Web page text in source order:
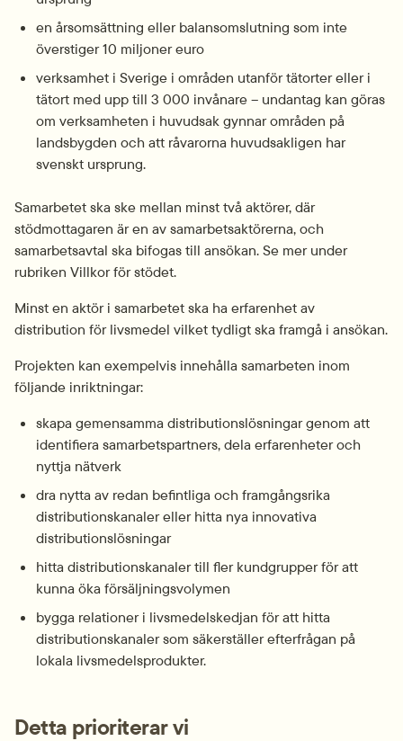
en årsomsättning eller balansomslutning som inte
överstiger 10 miljoner euro
verksamhet i Sverige i områden utanför tätorter eller i
tätort med upp till 3 000 invånare – undantag kan göras
om verksamheten i huvudsak gynnar områden på
landsbygden och att råvarorna huvudsakligen har
svenskt ursprung.
Samarbetet ska ske mellan minst två aktörer, där
stödmottagaren är en av samarbetsaktörerna, och
samarbetsavtal ska bifogas till ansökan. Se mer under
rubriken Villkor för stödet.
Minst en aktör i samarbetet ska ha erfarenhet av
distribution för livsmedel vilket tydligt ska framgå i ansökan.
Projekten kan exempelvis innehålla samarbeten inom
följande inriktningar:
skapa gemensamma distributionslösningar genom att
identifiera samarbetspartners, dela erfarenheter och
nyttja nätverk
dra nytta av redan befintliga och framgångsrika
distributionskanaler eller hitta nya innovativa
distributionslösningar
hitta distributionskanaler till fler kundgrupper för att
kunna öka försäljningsvolymen
bygga relationer i livsmedelskedjan för att hitta
distributionskanaler som säkerställer efterfrågan på
lokala livsmedelsprodukter.
Detta prioriterar vi